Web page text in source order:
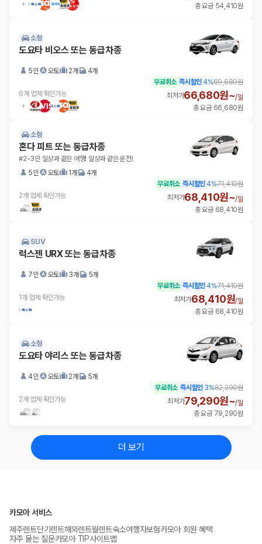
총 요금 54,410원
소형
도요타 비오스 또는 동급차종
5인 오토 2개 4개
6개 업체 확인가능
무료취소 즉시할인 4%69,680원
최저가66,680원~/일
총 요금 66,680원
소형
혼다 피트 또는 동급차종
#2-3인 일상과 같은 여행! 일상과 같은 운전!
5인
오토 1개 4개
2개 업체 확인가능
무료취소 즉시할인 4%71,410원
최저가68,410원~/일
총 요금 68,410원
SUV
럭스젠 URX 또는 동급차종
7인 오토 3개 5개
1개 업체 확인가능
무료취소 즉시할인 4%71,410원
최저가68,410원/일
총 요금 68,410원
소형
도요타 야리스 또는 동급차종
4인 오토 2개 5개
2개 업체 확인가능
무료취소 즉시할인 3%82,290원
최저가79,290원~/일
총 요금 79,290원
더 보기
카모아 서비스
제주렌트단기렌트해외렌트월렌트숙소여행자보험카모아 회원 혜택
자주 묻는 질문카모아 TIP사이트맵